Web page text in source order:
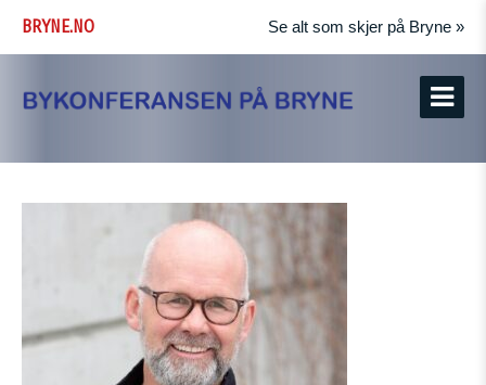
BRYNE.NO Se alt som skjer på Bryne »